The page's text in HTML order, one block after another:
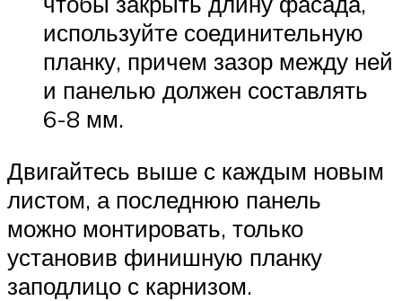
используйте соединительную
планку, причем зазор между ней
и панелью должен составлять
6-8 мм.
Двигайтесь выше с каждым новым
листом, а последнюю панель
можно монтировать, только
установив финишную планку
заподлицо с карнизом.